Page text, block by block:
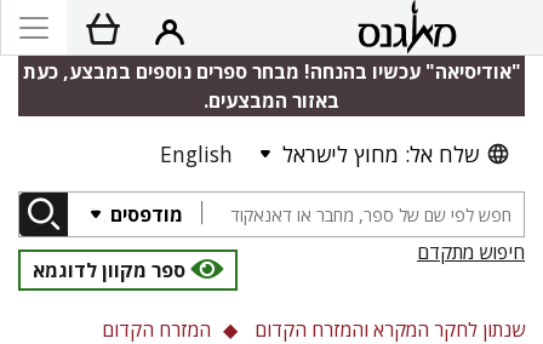
"אודיסיאה" עכשיו בהנחה! מבחר ספרים נוספים במבצע, כעת
באזור המבצעים.
שלח אל: מחוץ לישראל English
מודפסים
חיפוש מתקדם
ספר מקוון לדוגמא
שנתון לחקר המקרא והמזרח הקדום
המזרח הקדום